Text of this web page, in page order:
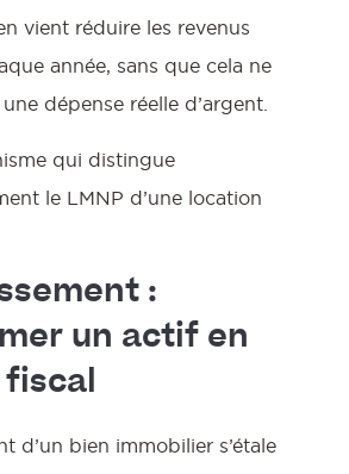
vient réduire les revenus
année, sans que cela ne
dépense réelle d’argent.
qui distingue
le LMNP d’une location
:
un actif en
fiscal
d’un bien immobilier s’étale